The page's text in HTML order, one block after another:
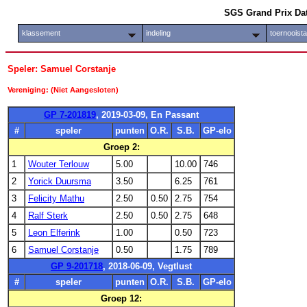
SGS Grand Prix
klassement indeling
Speler: Samuel Corstanje
Vereniging: (Niet Aangesloten)
GP 7-201819, 2019-03-09, En Passant
#
speler punten O.R. S.B.
GP-elo
Groep 2:
1
Wouter Terlouw 5.00 10.00
746
2
Yorick Duursma 3.50 6.25
761
3
Felicity Mathu 2.50 0.50 2.75
754
4
Ralf Sterk 2.50 0.50 2.75
648
5
Leon Elferink 1.00 0.50
723
6
Samuel Corstanje 0.50 1.75
789
GP 9-201718, 2018-06-09, Vegtlust
#
speler punten O.R. S.B.
GP-elo
Groep 12: